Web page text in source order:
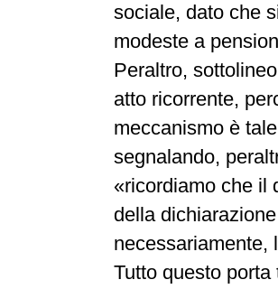
sociale, dato che
modeste a
Peraltro,
atto ricorrente,
meccanismo è
segnalando,
«ricordiamo che il
della
Tutto questo